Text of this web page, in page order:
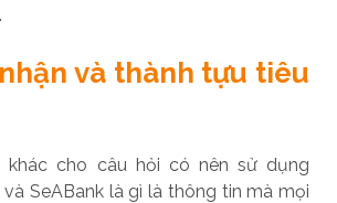
và thành tựu tiêu
cho câu hỏi có nên sử dụng
và SeABank là gì là thông tin mà mọi